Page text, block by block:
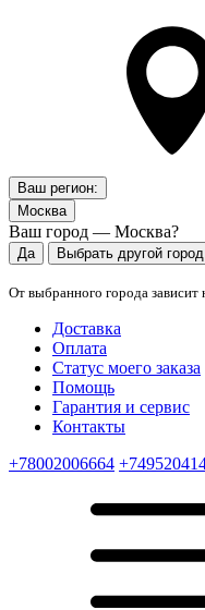
Ваш регион:
Москва
Ваш город — Москва?
Да Выбрать другой город
От выбранного города зависит
Доставка
Оплата
Статус моего заказа
Помощь
Гарантия и сервис
Контакты
+78002006664